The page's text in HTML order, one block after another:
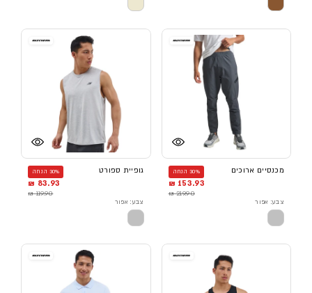
מכנסיים ארוכים 30% הנחה
153.93 ₪
219.90 ₪
צבע: אפור
גופיית ספורט 30% הנחה
83.93 ₪
119.90 ₪
צבע: אפור